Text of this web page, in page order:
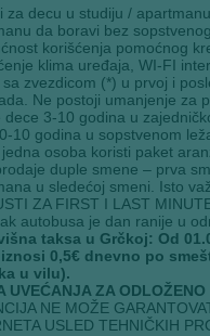
za decu u studiju /
da boravi bez
korišćenja pomoćnog
klima uređaja, WI-FI
sa zvezdicom (*) u prvoj i
Ne postoji umanjenje za
dece 3-10 godina u
10 godina u sopstvenom
osoba koristi paket
duple smene – prva
u sledećoj smeni. Isto
ZA FIRST I LAST
autobusa je dan ranije u
taksa u Grčkoj: Od
0,5€ dnevno po
u vilu).
UVEĆANJA ZA
NE MOŽE
USLED TEHNIČKIH